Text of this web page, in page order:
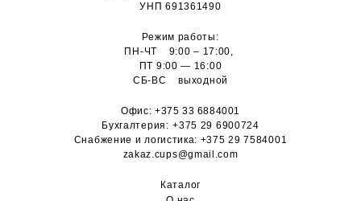
УНП 691361490
Режим работы:
ПН-ЧТ 9:00 – 17:00,
ПТ 9:00 — 16:00
СБ-ВС выходной
Офис:+375 33 6884001
Бухгалтерия: +375 29 6900724
Снабжение и логистика: +375 29 7584001
zakaz.cups@gmail.com
Каталог